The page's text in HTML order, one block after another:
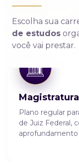
Escolha sua
de estudos
você vai prestar.
Magistratura
Plano regular
de Juiz Federal,
aprofundamento